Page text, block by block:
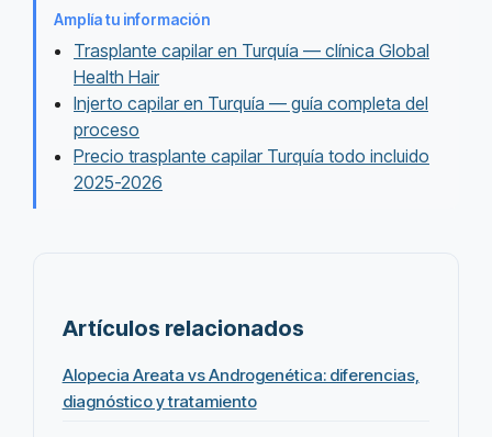
Amplía tu información
Trasplante capilar en Turquía — clínica Global
Health Hair
Injerto capilar en Turquía — guía completa del
proceso
Precio trasplante capilar Turquía todo incluido
2025-2026
Artículos relacionados
Alopecia Areata vs Androgenética: diferencias,
diagnóstico y tratamiento